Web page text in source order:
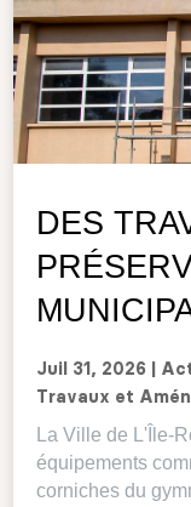
DES
Juil 31, 2026
Travaux et
La Ville de L'Île-
équipements
corniches du